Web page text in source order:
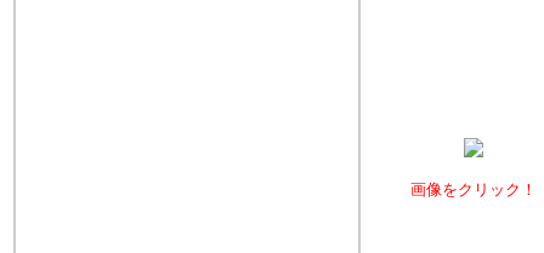
画像をクリック！